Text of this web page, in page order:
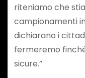
riteniamo che
campionamenti
dichiarano i
fermeremo
sicure.”